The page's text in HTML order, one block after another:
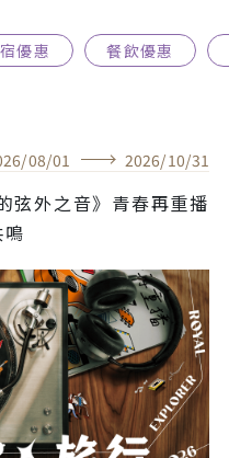
優惠 餐飲優惠
/08/01 2026/10/31
弦外之音》青春再重播